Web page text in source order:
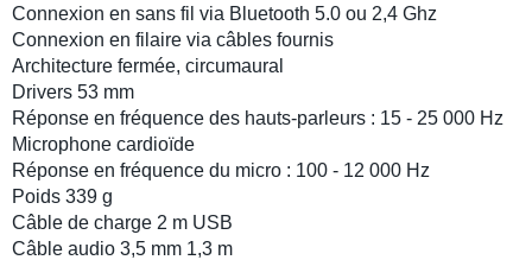
Connexion en sans fil via Bluetooth 5.0 ou 2,4 Ghz
Connexion en filaire via câbles fournis
Architecture fermée, circumaural
Drivers 53 mm
Réponse en fréquence des hauts-parleurs : 15 - 25 000 Hz
Microphone cardioïde
Réponse en fréquence du micro : 100 - 12 000 Hz
Poids 339 g
Câble de charge 2 m USB
Câble audio 3,5 mm 1,3 m